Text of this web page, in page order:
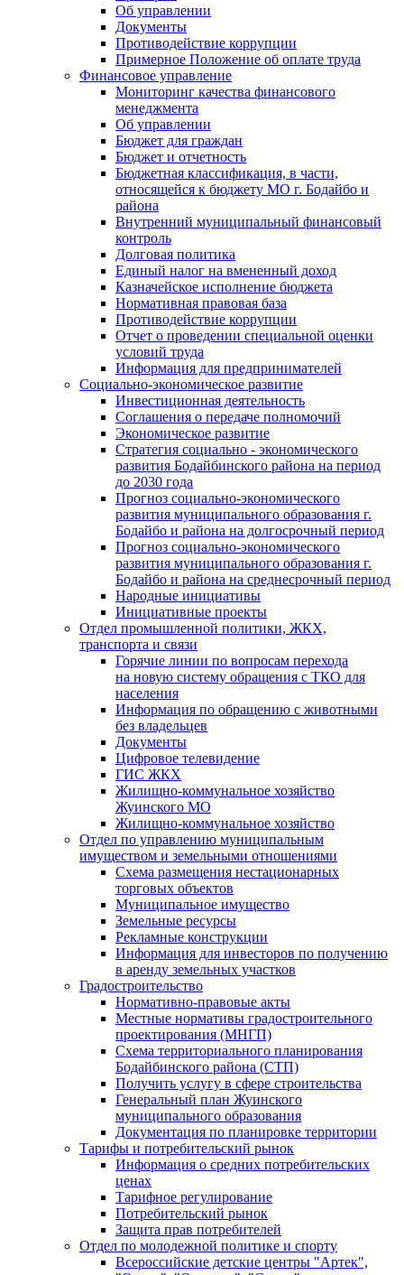
Об управлении
Документы
Противодействие коррупции
Примерное Положение об оплате труда
Финансовое управление
Мониторинг качества финансового
менеджмента
Об управлении
Бюджет для граждан
Бюджет и отчетность
Бюджетная классификация, в части,
относящейся к бюджету МО г. Бодайбо и
района
Внутренний муниципальный финансовый
контроль
Долговая политика
Единый налог на вмененный доход
Казначейское исполнение бюджета
Нормативная правовая база
Противодействие коррупции
Отчет о проведении специальной оценки
условий труда
Информация для предпринимателей
Социально-экономическое развитие
Инвестиционная деятельность
Соглашения о передаче полномочий
Экономическое развитие
Стратегия социально - экономического
развития Бодайбинского района на период
до 2030 года
Прогноз социально-экономического
развития муниципального образования г.
Бодайбо и района на долгосрочный период
Прогноз социально-экономического
развития муниципального образования г.
Бодайбо и района на среднесрочный период
Народные инициативы
Инициативные проекты
Отдел промышленной политики, ЖКХ,
транспорта и связи
Горячие линии по вопросам перехода
на новую систему обращения с ТКО для
населения
Информация по обращению с животными
без владельцев
Документы
Цифровое телевидение
ГИС ЖКХ
Жилищно-коммунальное хозяйство
Жуинского МО
Жилищно-коммунальное хозяйство
Отдел по управлению муниципальным
имуществом и земельными отношениями
Схема размещения нестационарных
торговых объектов
Муниципальное имущество
Земельные ресурсы
Рекламные конструкции
Информация для инвесторов по получению
в аренду земельных участков
Градостроительство
Нормативно-правовые акты
Местные нормативы градостроительного
проектирования (МНГП)
Схема территориального планирования
Бодайбинского района (СТП)
Получить услугу в сфере строительства
Генеральный план Жуинского
муниципального образования
Документация по планировке территории
Тарифы и потребительский рынок
Информация о средних потребительских
ценах
Тарифное регулирование
Потребительский рынок
Защита прав потребителей
Отдел по молодежной политике и спорту
Всероссийские детские центры "Артек",